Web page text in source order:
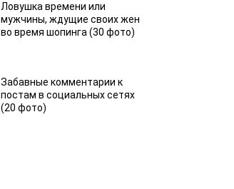
Ловушка времени или
мужчины, ждущие своих жен
во время шопинга (30 фото)
Забавные комментарии к
постам в социальных сетях
(20 фото)